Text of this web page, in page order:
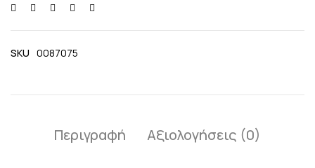
SKU 0087075
Περιγραφή Αξιολογήσεις (0)